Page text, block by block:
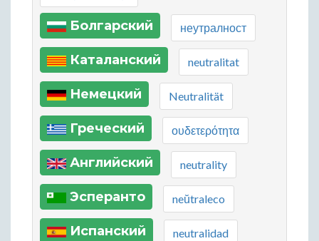
Болгарский неутралност
Каталанский neutralitat
Немецкий Neutralität
Греческий ουδετερότητα
Английский neutrality
Эсперанто neŭtraleco
Испанский neutralidad